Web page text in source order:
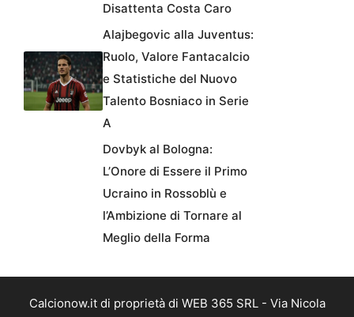
Disattenta Costa Caro
Alajbegovic alla Juventus:
Ruolo, Valore Fantacalcio
e Statistiche del Nuovo
Talento Bosniaco in Serie
A
Dovbyk al Bologna:
L’Onore di Essere il Primo
Ucraino in Rossoblù e
l’Ambizione di Tornare al
Meglio della Forma
Calcionow.it di proprietà di WEB 365 SRL - Via Nicola